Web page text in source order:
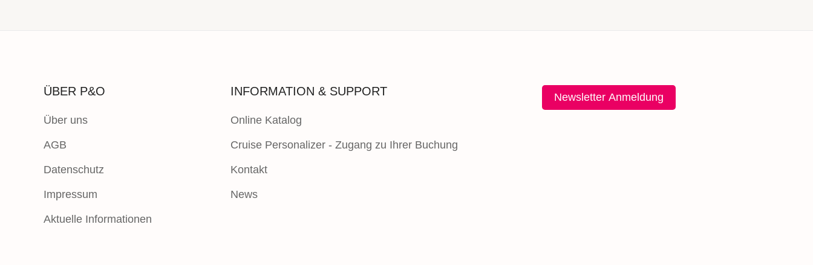
ÜBER P&O
Über uns
AGB
Datenschutz
Impressum
Aktuelle Informationen
INFORMATION & SUPPORT
Online Katalog
Cruise Personalizer - Zugang zu Ihrer Buchung
Kontakt
News
Newsletter Anmeldung